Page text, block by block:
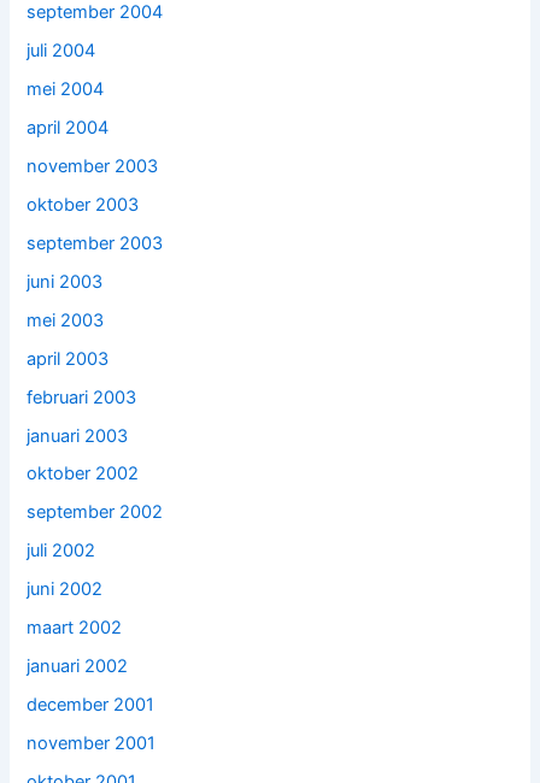
september 2004
juli 2004
mei 2004
april 2004
november 2003
oktober 2003
september 2003
juni 2003
mei 2003
april 2003
februari 2003
januari 2003
oktober 2002
september 2002
juli 2002
juni 2002
maart 2002
januari 2002
december 2001
november 2001